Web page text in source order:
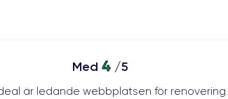
Med 4/5
är ledande webbplatsen för renovering.